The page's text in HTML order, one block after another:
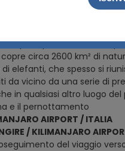
Dopo la prima colazione,
circa 2600 km² di
elefanti, che spesso si
da vicino da una serie di
in qualsiasi altro luogo
e il pernottamento
AIRPORT / ITALIA
/ KILIMANJARO
del viaggio